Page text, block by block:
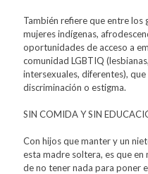
También refiere que entre los
mujeres indígenas,
oportunidades de acceso a
comunidad LGBTIQ
intersexuales, diferentes),
discriminación o estigma.
SIN COMIDA Y SIN
Con hijos que manter y un
esta madre soltera, es que en
de no tener nada para poner